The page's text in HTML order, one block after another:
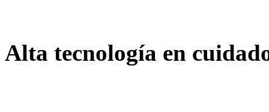
Alta tecnología en